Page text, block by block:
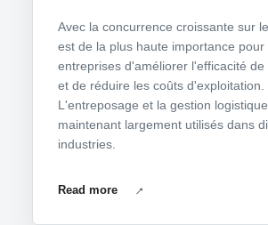
Avec la concurrence croissante sur
est de la plus haute importance pour
entreprises d'améliorer l'efficacité de
et de réduire les coûts d'exploitation.
L'entreposage et la gestion
maintenant largement utilisés dans
industries.
Read more